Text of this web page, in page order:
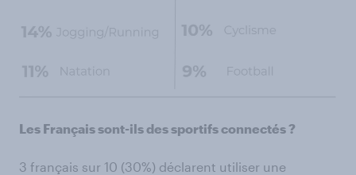
Les Français sont-ils des sportifs connectés ?
3 français sur 10 (30%) déclarent utiliser une